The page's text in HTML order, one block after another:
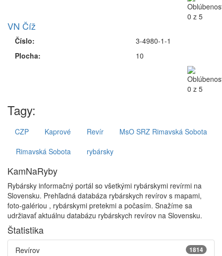
VN Číž
Číslo:
Plocha:
3-4980-1-1
10
Tagy:
CZP Kaprové Revír
MsO SRZ Rimavská Sobota
Rimavská Sobota
rybársky
KamNaRyby
Rybársky informačný portál so všetkými rybárskymi revírmi na
Slovensku. Prehľadná databáza rybárskych revírov s mapami,
foto-galériou , rybárskymi pretekmi a počasím. Snažíme sa
udržiavať aktuálnu databázu rybárskych revírov na Slovensku.
Štatistika
1814
Revírov